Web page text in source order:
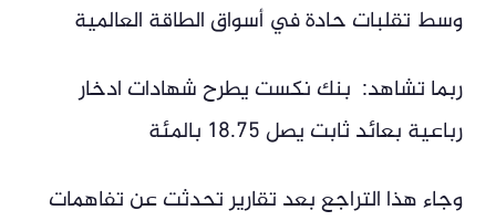
وسط تقلبات حادة في أسواق الطاقة العالمية
ربما تشاهد: بنك نكست يطرح شهادات ادخار
رباعية بعائد ثابت يصل 18.75 بالمئة
وجاء هذا التراجع بعد تقارير تحدثت عن تفاهمات